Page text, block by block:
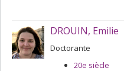
DROUIN, Emilie
Doctorante
20e siècle